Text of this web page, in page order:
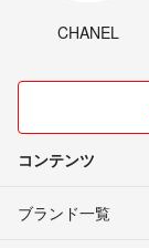
CHANEL
コンテンツ
ブランド一覧